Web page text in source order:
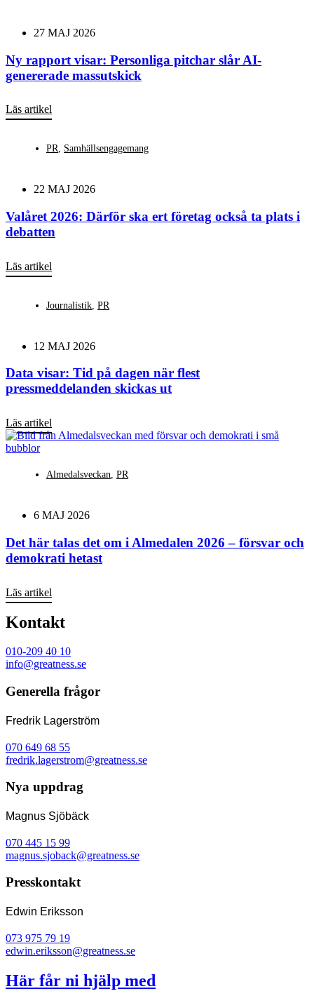
27 MAJ 2026
Ny rapport visar: Personliga pitchar slår AI-
genererade massutskick
Läs artikel
PR, Samhällsengagemang
22 MAJ 2026
Valåret 2026: Därför ska ert företag också ta plats i
debatten
Läs artikel
Journalistik PR
12 MAJ 2026
Data visar: Tid på dagen när flest
pressmeddelanden skickas ut
Läs artikel
Almedalsveckan, PR
6 MAJ 2026
Det här talas det om i Almedalen 2026 – försvar och
demokrati hetast
Läs artikel
Kontakt
010-209 40 10
info@greatness.se
Generella frågor
Fredrik Lagerström
070 649 68 55
fredrik.lagerstrom@greatness.se
Nya uppdrag
Magnus Sjöbäck
070 445 15 99
magnus.sjoback@greatness.se
Presskontakt
Edwin Eriksson
073 975 79 19
edwin.eriksson@greatness.se
Här får ni hjälp med